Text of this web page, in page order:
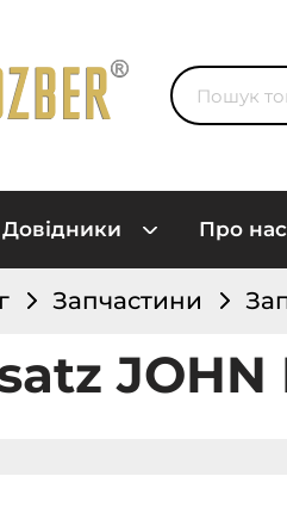
Довідники Про нас
Запчастини
JOHN